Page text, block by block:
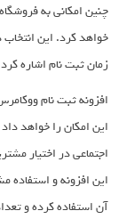
چنین امکانی به
خواهد کرد. این
زمان ثبت نام اشاره
اجتماعی در اختیار
این افزونه و استفاده
آن استفاده کرده و